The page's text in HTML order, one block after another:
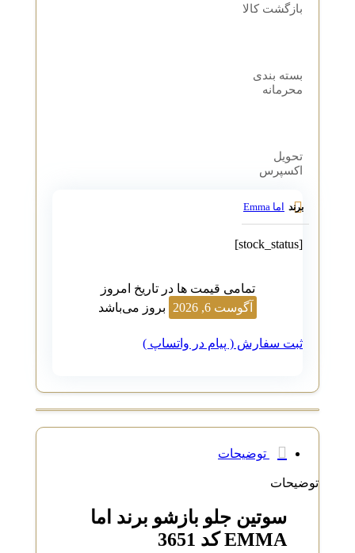
بازگشت کالا
بسته بندی
محرمانه
تحویل
اکسپرس
اما Emma
تمامی قیمت ها در تاریخ امروز
آگوست 6, 2026
بروز می‌باشد
ثبت سفارش ( پیام در واتساپ )
توضیحات
توضیحات
سوتین جلو بازشو برند اما
EMMA کد 3651